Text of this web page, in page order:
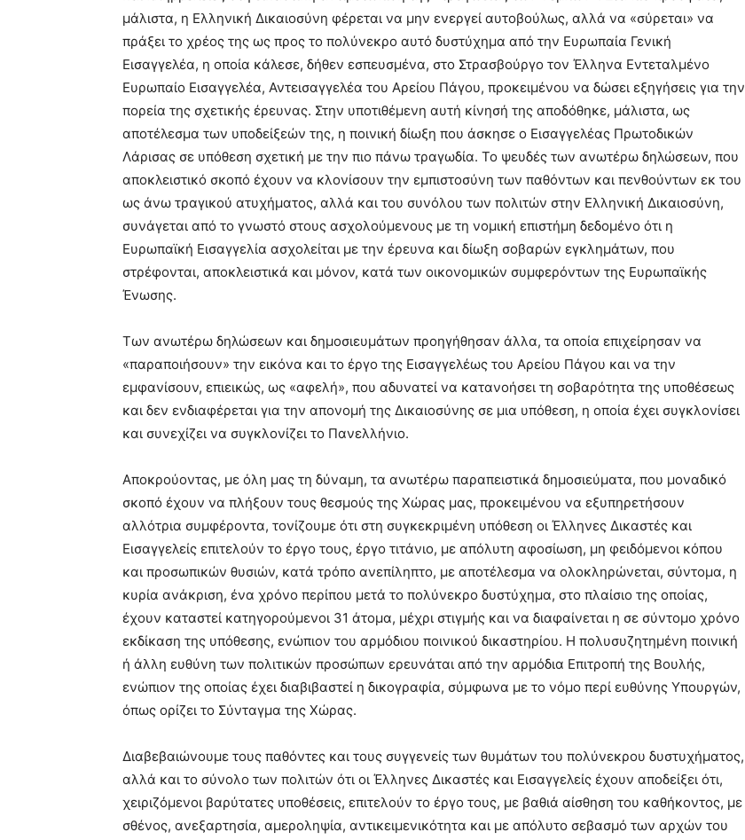
μάλιστα, η Ελληνική Δικαιοσύνη φέρεται να μην ενεργεί αυτοβούλως, αλλά να «σύρεται» να
πράξει το χρέος της ως προς το πολύνεκρο αυτό δυστύχημα από την Ευρωπαία Γενική
Εισαγγελέα, η οποία κάλεσε, δήθεν εσπευσμένα, στο Στρασβούργο τον Έλληνα Εντεταλμένο
Ευρωπαίο Εισαγγελέα, Αντεισαγγελέα του Αρείου Πάγου, προκειμένου να δώσει εξηγήσεις για την
πορεία της σχετικής έρευνας. Στην υποτιθέμενη αυτή κίνησή της αποδόθηκε, μάλιστα, ως
αποτέλεσμα των υποδείξεών της, η ποινική δίωξη που άσκησε ο Εισαγγελέας Πρωτοδικών
Λάρισας σε υπόθεση σχετική με την πιο πάνω τραγωδία. Το ψευδές των ανωτέρω δηλώσεων, που
αποκλειστικό σκοπό έχουν να κλονίσουν την εμπιστοσύνη των παθόντων και πενθούντων εκ του
ως άνω τραγικού ατυχήματος, αλλά και του συνόλου των πολιτών στην Ελληνική Δικαιοσύνη,
συνάγεται από το γνωστό στους ασχολούμενους με τη νομική επιστήμη δεδομένο ότι η
Ευρωπαϊκή Εισαγγελία ασχολείται με την έρευνα και δίωξη σοβαρών εγκλημάτων, που
στρέφονται, αποκλειστικά και μόνον, κατά των οικονομικών συμφερόντων της Ευρωπαϊκής
Ένωσης.
Των ανωτέρω δηλώσεων και δημοσιευμάτων προηγήθησαν άλλα, τα οποία επιχείρησαν να
«παραποιήσουν» την εικόνα και το έργο της Εισαγγελέως του Αρείου Πάγου και να την
εμφανίσουν, επιεικώς, ως «αφελή», που αδυνατεί να κατανοήσει τη σοβαρότητα της υποθέσεως
και δεν ενδιαφέρεται για την απονομή της Δικαιοσύνης σε μια υπόθεση, η οποία έχει συγκλονίσει
και συνεχίζει να συγκλονίζει το Πανελλήνιο.
Αποκρούοντας, με όλη μας τη δύναμη, τα ανωτέρω παραπειστικά δημοσιεύματα, που μοναδικό
σκοπό έχουν να πλήξουν τους θεσμούς της Χώρας μας, προκειμένου να εξυπηρετήσουν
αλλότρια συμφέροντα, τονίζουμε ότι στη συγκεκριμένη υπόθεση οι Έλληνες Δικαστές και
Εισαγγελείς επιτελούν το έργο τους, έργο τιτάνιο, με απόλυτη αφοσίωση, μη φειδόμενοι κόπου
και προσωπικών θυσιών, κατά τρόπο ανεπίληπτο, με αποτέλεσμα να ολοκληρώνεται, σύντομα, η
κυρία ανάκριση, ένα χρόνο περίπου μετά το πολύνεκρο δυστύχημα, στο πλαίσιο της οποίας,
έχουν καταστεί κατηγορούμενοι 31 άτομα, μέχρι στιγμής και να διαφαίνεται η σε σύντομο χρόνο
εκδίκαση της υπόθεσης, ενώπιον του αρμόδιου ποινικού δικαστηρίου. Η πολυσυζητημένη ποινική
ή άλλη ευθύνη των πολιτικών προσώπων ερευνάται από την αρμόδια Επιτροπή της Βουλής,
ενώπιον της οποίας έχει διαβιβαστεί η δικογραφία, σύμφωνα με το νόμο περί ευθύνης Υπουργών,
όπως ορίζει το Σύνταγμα της Χώρας.
Διαβεβαιώνουμε τους παθόντες και τους συγγενείς των θυμάτων του πολύνεκρου δυστυχήματος,
αλλά και το σύνολο των πολιτών ότι οι Έλληνες Δικαστές και Εισαγγελείς έχουν αποδείξει ότι,
χειριζόμενοι βαρύτατες υποθέσεις, επιτελούν το έργο τους, με βαθιά αίσθηση του καθήκοντος, με
σθένος, ανεξαρτησία, αμεροληψία, αντικειμενικότητα και με απόλυτο σεβασμό των αρχών του